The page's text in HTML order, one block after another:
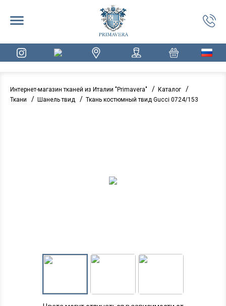
Интернет-магазин тканей из Италии "Primavera" / Каталог /
Ткани / Шанель твид / Ткань костюмный твид Gucci 0724/153